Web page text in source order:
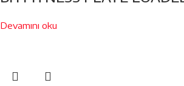
Devamını oku